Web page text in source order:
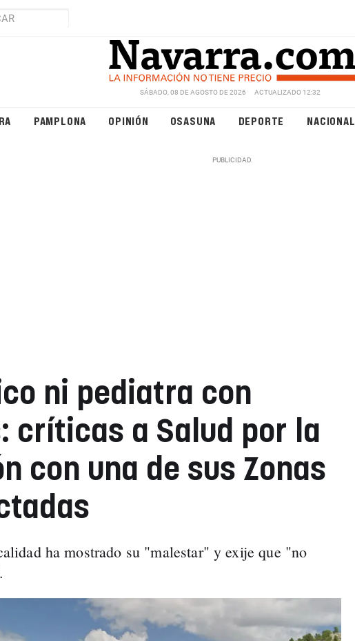
SÁBADO, 08 DE AGOSTO DE 2026 ACTUALIZADO 12:32
PAMPLONA OPINIÓN OSASUNA DEPORTE NACIONAL
ni pediatra con
críticas a Salud por la
con una de sus Zonas
ha mostrado su "malestar" y exije que "no